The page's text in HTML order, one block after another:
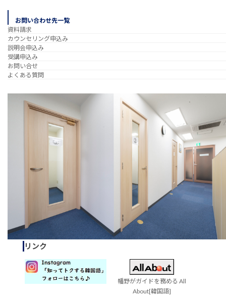
お問い合わせ先一覧
資料請求
カウンセリング申込み
説明会申込み
受講申込み
お問い合せ
よくある質問
リンク
幡野がガイドを務める All
About[韓国語]